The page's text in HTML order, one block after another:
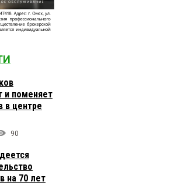
и поменяет
в центре
90
на 70 лет